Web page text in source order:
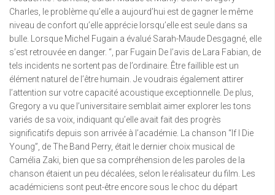
Charles, le problème qu’elle a aujourd’hui est de gagner le même
niveau de confort qu’elle apprécie lorsqu’elle est seule dans sa
bulle. Lorsque Michel Fugain a évalué Sarah-Maude Desgagné, elle
s’est retrouvée en danger. “, par Fugain De l’avis de Lara Fabian, de
tels incidents ne sortent pas de l’ordinaire. Être faillible est un
élément naturel de l’être humain. Je voudrais également attirer
l’attention sur votre capacité acoustique exceptionnelle. De plus,
Gregory a vu que l’universitaire semblait aimer explorer les tons
variés de sa voix, indiquant qu’elle avait fait des progrès
significatifs depuis son arrivée à l’académie. La chanson “If I Die
Young”, de The Band Perry, était le dernier choix musical de
Camélia Zaki, bien que sa compréhension de les paroles de la
chanson étaient un peu décalées, selon le réalisateur du film. Les
académiciens sont peut-être encore sous le choc du départ